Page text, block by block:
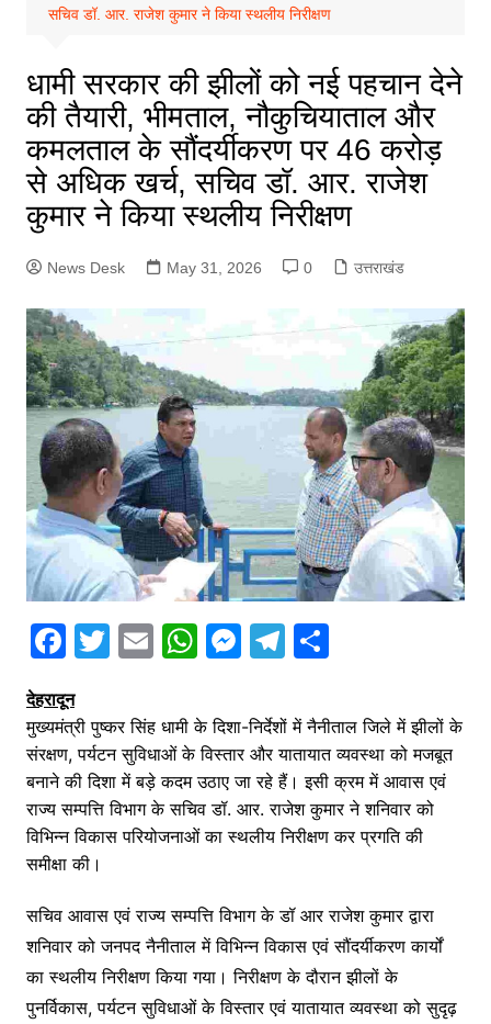
सचिव डॉ. आर. राजेश कुमार ने किया स्थलीय निरीक्षण
धामी सरकार की झीलों को नई पहचान देने
की तैयारी, भीमताल, नौकुचियाताल और
कमलताल के सौंदर्यीकरण पर 46 करोड़
से अधिक खर्च, सचिव डॉ. आर. राजेश
कुमार ने किया स्थलीय निरीक्षण
News Desk May 31, 2026 0 उत्तराखंड
F
c
e
b
o
o
T
itt
er
E
ai
l
W
at
s
A
p
p
M
s
s
e
n
g
T
e
gr
a
m
S
ar
e
देहरादून
मुख्यमंत्री पुष्कर सिंह धामी के दिशा-निर्देशों में नैनीताल जिले में झीलों के
संरक्षण, पर्यटन सुविधाओं के विस्तार और यातायात व्यवस्था को मजबूत
बनाने की दिशा में बड़े कदम उठाए जा रहे हैं। इसी क्रम में आवास एवं
राज्य सम्पत्ति विभाग के सचिव डॉ. आर. राजेश कुमार ने शनिवार को
विभिन्न विकास परियोजनाओं का स्थलीय निरीक्षण कर प्रगति की
समीक्षा की।
सचिव आवास एवं राज्य सम्पत्ति विभाग के डॉ आर राजेश कुमार द्वारा
शनिवार को जनपद नैनीताल में विभिन्न विकास एवं सौंदर्यीकरण कार्यों
का स्थलीय निरीक्षण किया गया। निरीक्षण के दौरान झीलों के
पुनर्विकास, पर्यटन सुविधाओं के विस्तार एवं यातायात व्यवस्था को सुदृढ़